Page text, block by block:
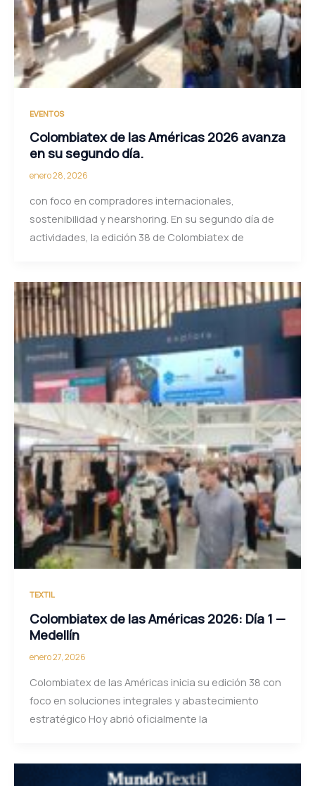
EVENTOS
Colombiatex de las Américas 2026 avanza
en su segundo día.
enero 28, 2026
con foco en compradores internacionales,
sostenibilidad y nearshoring. En su segundo día de
actividades, la edición 38 de Colombiatex de
TEXTIL
Colombiatex de las Américas 2026: Día 1 —
Medellín
enero 27, 2026
Colombiatex de las Américas inicia su edición 38 con
foco en soluciones integrales y abastecimiento
estratégico Hoy abrió oficialmente la